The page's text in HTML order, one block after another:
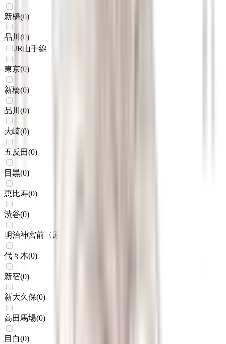
新橋(0)
品川 (0)
JR山手線
東京(0)
新橋(0)
品川 (0)
大崎(0)
五反田(0)
目黒(0)
恵比寿(0)
渋谷(0)
明治神宮前〈原宿〉
代々木(0)
新宿(0)
新大久保(0)
高田馬場(0)
目白(0)